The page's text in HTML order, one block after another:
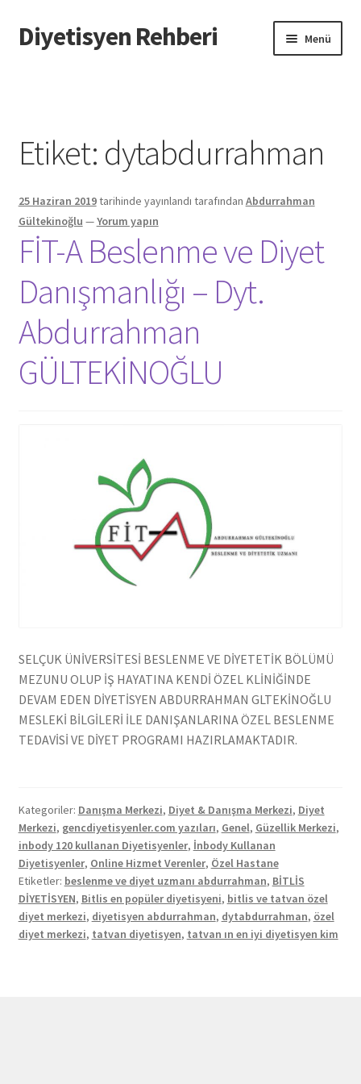
Dolaşıma
geç
İçeriğe
geç
Diyetisyen Rehberi Menü
Hata Bildir
iletişim
Sayfamı Düzenlemek İstiyorum
Yardım
Formu doldurun biz sayfanızı oluşturalım
Etiket: dytabdurrahman
25 Haziran 2019tarihinde yayınlandı tarafından Abdurrahman
Gültekinoğlu —Yorum yapın
FİT-A Beslenme ve Diyet
Danışmanlığı – Dyt.
Abdurrahman
GÜLTEKİNOĞLU
SELÇUK ÜNİVERSİTESİ BESLENME VE DİYETETİK BÖLÜMÜ
MEZUNU OLUP İŞ HAYATINA KENDİ ÖZEL KLİNİĞİNDE
DEVAM EDEN DİYETİSYEN ABDURRAHMAN GLTEKİNOĞLU
MESLEKİ BİLGİLERİ İLE DANIŞANLARINA ÖZEL BESLENME
TEDAVİSİ VE DİYET PROGRAMI HAZIRLAMAKTADIR.
Kategoriler: Danışma Merkezi, Diyet & Danışma Merkezi, Diyet
Merkezi, gencdiyetisyenler.com yazıları, Genel, Güzellik Merkezi,
inbody 120 kullanan Diyetisyenler, İnbody Kullanan
Diyetisyenler, Online Hizmet Verenler, Özel Hastane
Etiketler: beslenme ve diyet uzmanı abdurrahman, BİTLİS
DİYETİSYEN, Bitlis en popüler diyetisyeni, bitlis ve tatvan özel
diyet merkezi, diyetisyen abdurrahman, dytabdurrahman, özel
diyet merkezi, tatvan diyetisyen, tatvan ın en iyi diyetisyen kim